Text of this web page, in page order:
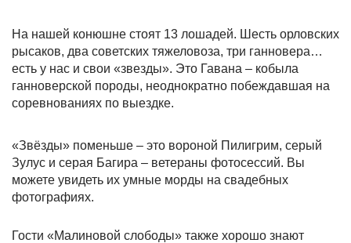
На нашей конюшне стоят 13 лошадей. Шесть орловских
рысаков, два советских тяжеловоза, три ганновера…
есть у нас и свои «звезды». Это Гавана – кобыла
ганноверской породы, неоднократно побеждавшая на
соревнованиях по выездке.
«Звёзды» поменьше – это вороной Пилигрим, серый
Зулус и серая Багира – ветераны фотосессий. Вы
можете увидеть их умные морды на свадебных
фотографиях.
Гости «Малиновой слободы» также хорошо знают